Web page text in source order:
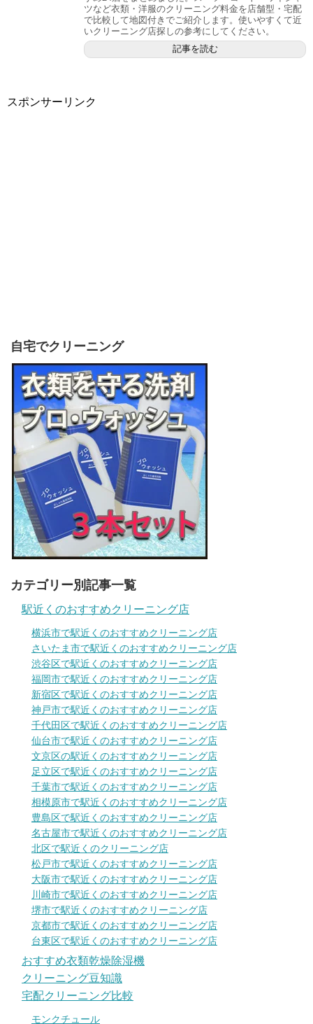
ツなど衣類・洋服のクリーニング料金を店舗型・宅配
で比較して地図付きでご紹介します。使いやすくて近
いクリーニング店探しの参考にしてください。
記事を読む
スポンサーリンク
自宅でクリーニング
カテゴリー別記事一覧
駅近くのおすすめクリーニング店
横浜市で駅近くのおすすめクリーニング店
さいたま市で駅近くのおすすめクリーニング店
渋谷区で駅近くのおすすめクリーニング店
福岡市で駅近くのおすすめクリーニング店
新宿区で駅近くのおすすめクリーニング店
神戸市で駅近くのおすすめクリーニング店
千代田区で駅近くのおすすめクリーニング店
仙台市で駅近くのおすすめクリーニング店
文京区の駅近くのおすすめクリーニング店
足立区で駅近くのおすすめクリーニング店
千葉市で駅近くのおすすめクリーニング店
相模原市で駅近くのおすすめクリーニング店
豊島区で駅近くのおすすめクリーニング店
名古屋市で駅近くのおすすめクリーニング店
北区で駅近くのクリーニング店
松戸市で駅近くのおすすめクリーニング店
大阪市で駅近くのおすすめクリーニング店
川崎市で駅近くのおすすめクリーニング店
堺市で駅近くのおすすめクリーニング店
京都市で駅近くのおすすめクリーニング店
台東区で駅近くのおすすめクリーニング店
おすすめ衣類乾燥除湿機
クリーニング豆知識
宅配クリーニング比較
モンクチュール